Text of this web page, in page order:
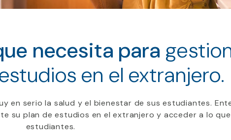
necesita para
en el extranjero.
en serio la salud y el bienestar de susestudiantes.
su plan de estudios en el extranjero y acceder a lo
estudiantes.